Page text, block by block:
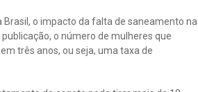
Brasil, o impacto da falta de saneamento na
o número de mulheres que
três anos, ou seja, uma taxa de